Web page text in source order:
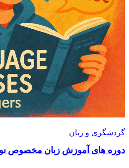
گردشگری و زبان
دوره های آموزش زبان مخصوص